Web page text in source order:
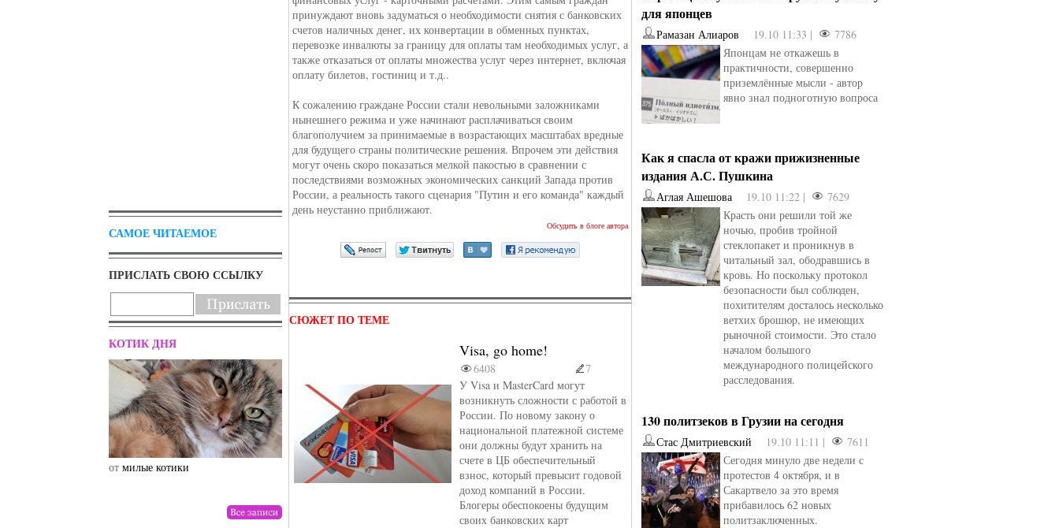
САМОЕ ЧИТАЕМОЕ
ПРИСЛАТЬ СВОЮ ССЫЛКУ
КОТИК ДНЯ
отмилые котики drunktwi отНаталья Верхова от Ирина Иновели от kotyaravesel
принуждают вновь задуматься о необходимости снятия с банковских
счетов наличных денег, их конвертации в обменных пунктах,
перевозке инвалюты за границу для оплаты там необходимых услуг, а
также отказаться от оплаты множества услуг через интернет, включая
оплату билетов, гостиниц и т.д..
К сожалению граждане России стали невольными заложниками
нынешнего режима и уже начинают расплачиваться своим
благополучием за принимаемые в возрастающих масштабах вредные
для будущего страны политические решения. Впрочем эти действия
могут очень скоро показаться мелкой пакостью в сравнении с
последствиями возможных экономических санкций Запада против
России, а реальность такого сценария "Путин и его команда" каждый
день неустанно приближают.
Обсудить в блоге автора
СЮЖЕТ ПО ТЕМЕ
Visa, go home!
6408
7
У Visa и MasterCard могут
возникнуть сложности с работой в
России. По новому закону о
национальной платежной системе
они должны будут хранить на
счете в ЦБ обеспечительный
взнос, который превысит годовой
доход компаний в России.
Блогеры обеспокоены будущим
своих банковских карт
для японцев
Рамазан Алиаров 19.10 11:33 |
7786
Японцам не откажешь в
практичности, совершенно
приземлённые мысли - автор
явно знал подноготную вопроса
Как я спасла от кражи прижизненные
издания А.С. Пушкина
Аглая Ашешова 19.10 11:22 |
7629
Красть они решили той же
ночью, пробив тройной
стеклопакет и проникнув в
читальный зал, ободравшись в
кровь. Но поскольку протокол
безопасности был соблюден,
похитителям досталось несколько
ветхих брошюр, не имеющих
рыночной стоимости. Это стало
началом большого
международного полицейского
расследования.
130 политзеков в Грузии на сегодня
Стас Дмитриевский 19.10 11:11 |
7611
Сегодня минуло две недели с
протестов 4 октября, и в
Сакартвело за это время
прибавилось 62 новых
политзаключенных.